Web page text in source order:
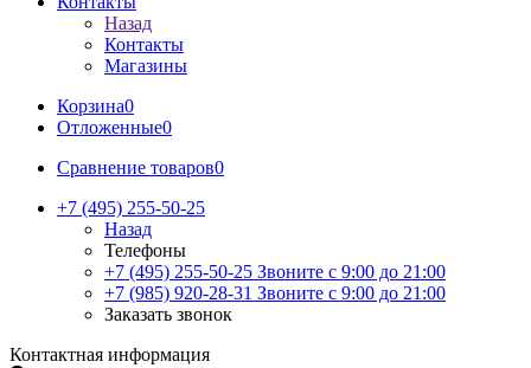
Назад
Контакты
Магазины
Корзина0
Отложенные0
Сравнение товаров0
+7 (495) 255-50-25
Назад
Телефоны
+7 (495) 255-50-25 Звоните с 9:00 до 21:00
+7 (985) 920-28-31 Звоните с 9:00 до 21:00
Заказать звонок
Контактная информация